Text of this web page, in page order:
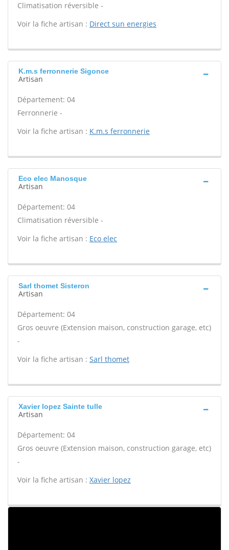
Climatisation réversible -
Voir la fiche artisan : Direct sun energies
K.m.s ferronnerie Sigonce
Artisan
Département: 04
Ferronnerie -
Voir la fiche artisan : K.m.s ferronnerie
Eco elec Manosque
Artisan
Département: 04
Climatisation réversible -
Voir la fiche artisan : Eco elec
Sarl thomet Sisteron
Artisan
Département: 04
Gros oeuvre (Extension maison, construction garage, etc)
-
Voir la fiche artisan : Sarl thomet
Xavier lopez Sainte tulle
Artisan
Département: 04
Gros oeuvre (Extension maison, construction garage, etc)
-
Voir la fiche artisan : Xavier lopez